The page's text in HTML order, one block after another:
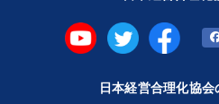
日本経営合理化協会